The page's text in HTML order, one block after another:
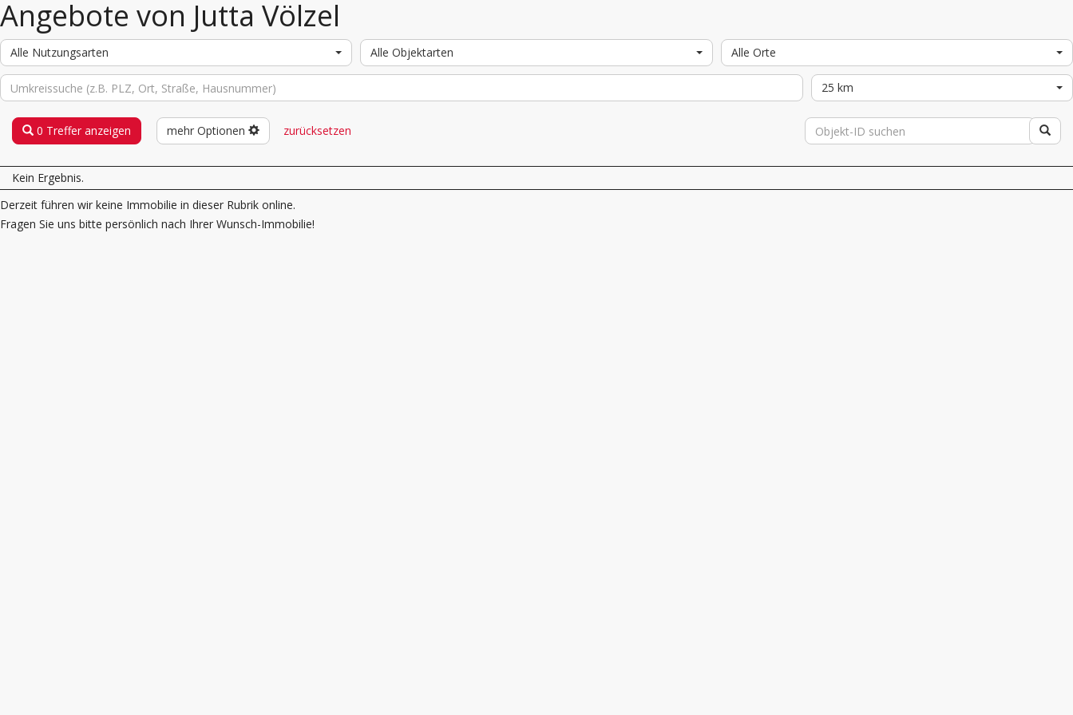
Angebote von Jutta Völzel
Alle Nutzungsarten Alle Objektarten Alle Orte
25 km
0 Treffer anzeigen mehr Optionen zurücksetzen
Kein Ergebnis.
Derzeit führen wir keine Immobilie in dieser Rubrik online.
Fragen Sie uns bitte persönlich nach Ihrer Wunsch-Immobilie!